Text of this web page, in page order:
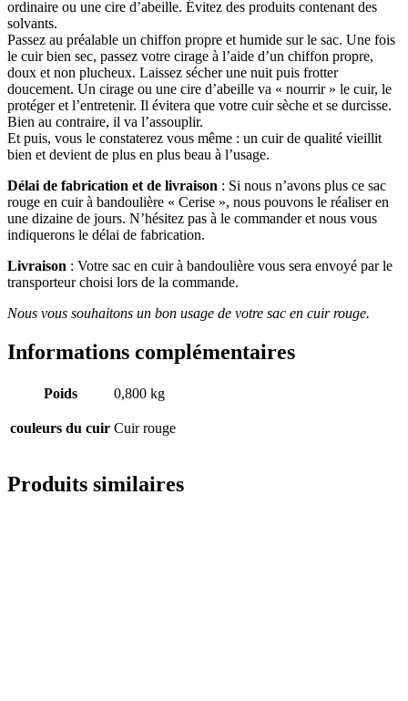
ordinaire ou une cire d’abeille. Évitez des produits contenant des
solvants.
Passez au préalable un chiffon propre et humide sur le sac. Une fois
le cuir bien sec, passez votre cirage à l’aide d’un chiffon propre,
doux et non plucheux. Laissez sécher une nuit puis frotter
doucement. Un cirage ou une cire d’abeille va « nourrir » le cuir, le
protéger et l’entretenir. Il évitera que votre cuir sèche et se durcisse.
Bien au contraire, il va l’assouplir.
Et puis, vous le constaterez vous même : un cuir de qualité vieillit
bien et devient de plus en plus beau à l’usage.
Délai de fabrication et de livraison : Si nous n’avons plus ce sac
rouge en cuir à bandoulière « Cerise », nous pouvons le réaliser en
une dizaine de jours. N’hésitez pas à le commander et nous vous
indiquerons le délai de fabrication.
Livraison : Votre sac en cuir à bandoulière vous sera envoyé par le
transporteur choisi lors de la commande.
Nous vous souhaitons un bon usage de votre sac en cuir rouge.
Informations complémentaires
Poids 0,800 kg
couleurs du cuir Cuir rouge
Produits similaires